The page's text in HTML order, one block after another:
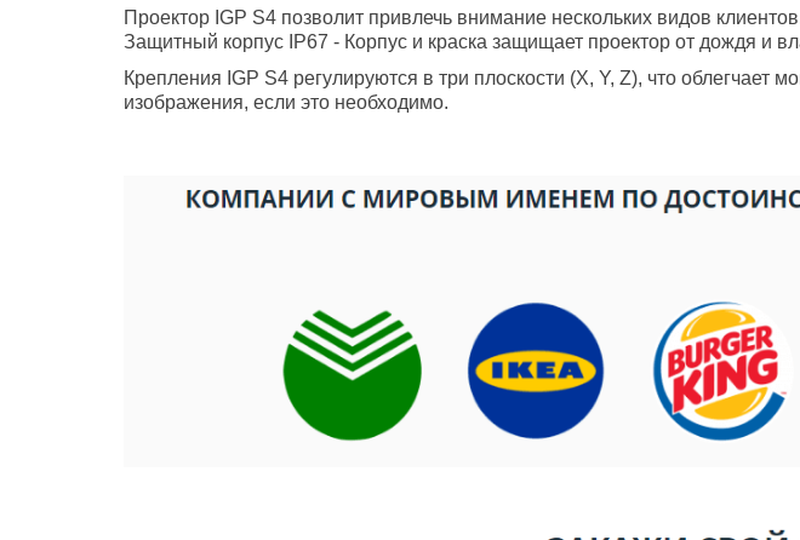
Проектор IGP S4 позволит привлечь внимание нескольких видов
Защитный корпус IP67 - Корпус и краска защищает проектор от дождя и
Крепления IGP S4 регулируются в три плоскости (X, Y, Z), что облегчает
изображения, если это необходимо.